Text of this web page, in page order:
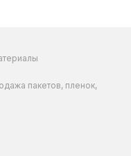
пакетов, пленок,